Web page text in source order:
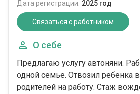
Дата регистрации: 2025 год
Связаться с работником
О себе
Предлагаю услугу автоняни.
одной семье. Отвозил ребенка
родителей на работу. Стаж